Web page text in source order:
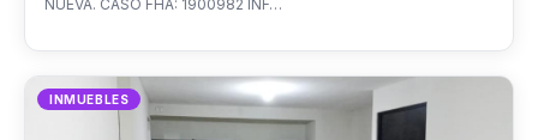
NUEVA. CASO FHA: 1900982 INF…
INMUEBLES